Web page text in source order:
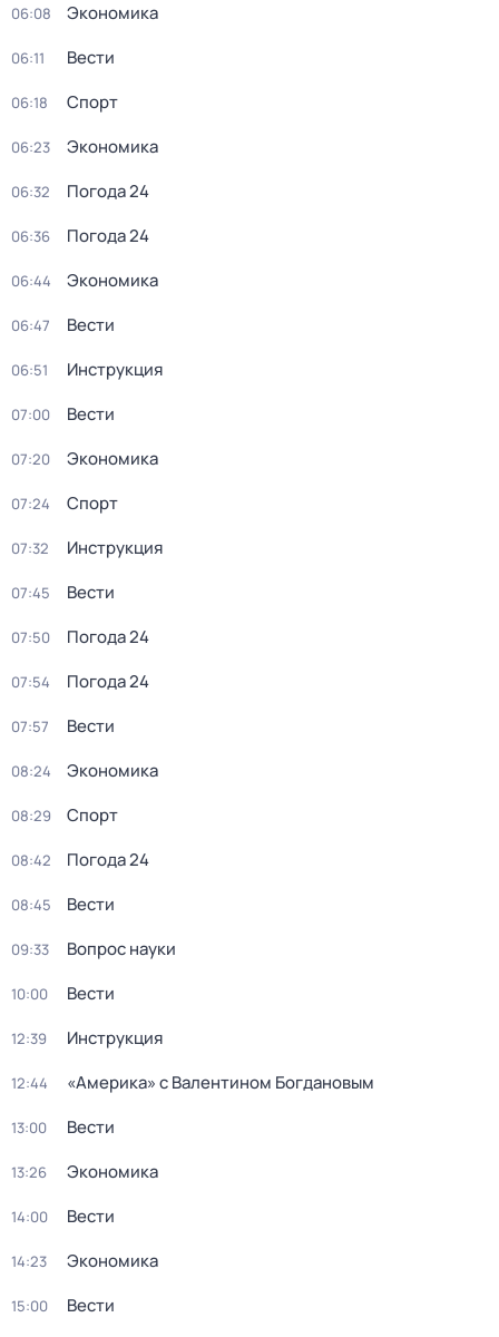
06:08 Экономика
06:11 Вести
06:18 Спорт
06:23 Экономика
06:32 Погода 24
06:36 Погода 24
06:44 Экономика
06:47 Вести
06:51 Инструкция
07:00 Вести
07:20 Экономика
07:24 Спорт
07:32 Инструкция
07:45 Вести
07:50 Погода 24
07:54 Погода 24
07:57 Вести
08:24 Экономика
08:29 Спорт
08:42 Погода 24
08:45 Вести
09:33 Вопрос науки
10:00 Вести
12:39 Инструкция
12:44 «Америка» с Валентином Богдановым
13:00 Вести
13:26 Экономика
14:00 Вести
14:23 Экономика
15:00 Вести